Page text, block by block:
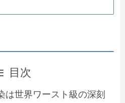
目次
は世界ワースト級の深刻